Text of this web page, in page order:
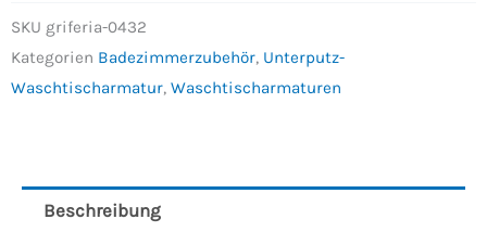
SKU griferia-0432
Kategorien Badezimmerzubehör, Unterputz-
Waschtischarmatur, Waschtischarmaturen
Beschreibung